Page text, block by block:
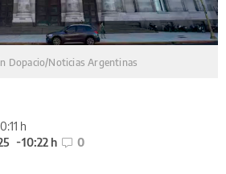
Dopacio/Noticias Argentinas
h
10:22 h 0